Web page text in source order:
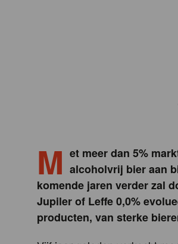
M et meer dan 5%
alcoholvrij bier aan
komende jaren verder zal
Jupiler of Leffe 0,0%
producten, van sterke